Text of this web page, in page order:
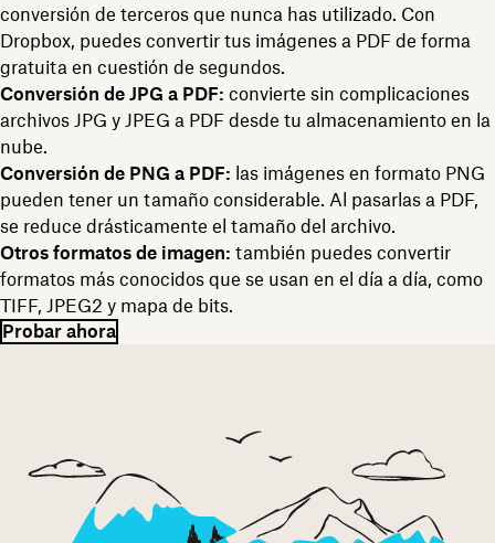
conversión de terceros que nunca has utilizado. Con
Dropbox, puedes convertir tus imágenes a PDF de forma
gratuita en cuestión de segundos.
Conversión de JPG a PDF: convierte sin complicaciones
archivos JPG y JPEG a PDF desde tu almacenamiento en la
nube.
Conversión de PNG a PDF: las imágenes en formato PNG
pueden tener un tamaño considerable. Al pasarlas a PDF,
se reduce drásticamente el tamaño del archivo.
Otros formatos de imagen: también puedes convertir
formatos más conocidos que se usan en el día a día, como
TIFF, JPEG2 y mapa de bits.
Probar ahora